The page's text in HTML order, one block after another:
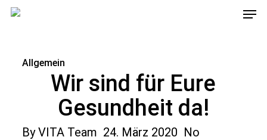
Skip
contentAllgemein
Wir sind für Eure
Gesundheit da!
By VITA Team 24. März 2020 No